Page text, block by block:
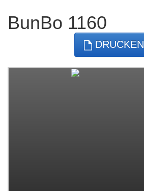
BunBo 1160
DRUCKEN